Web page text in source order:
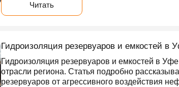
Читать
Гидроизоляция резервуаров и емкостей в
Гидроизоляция резервуаров и емкостей в
отрасли региона. Статья подробно
резервуаров от агрессивного воздействия